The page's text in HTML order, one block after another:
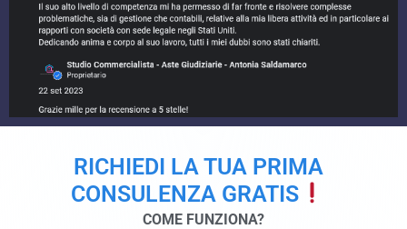
RICHIEDI LA TUA PRIMA
CONSULENZA GRATIS
COME FUNZIONA?